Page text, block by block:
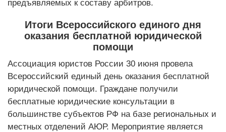
предъявляемых к составу арбитров.
Итоги Всероссийского единого дня
оказания бесплатной юридической
помощи
Ассоциация юристов России 30 июня провела
Всероссийский единый день оказания бесплатной
юридической помощи. Граждане получили
бесплатные юридические консультации в
большинстве субъектов РФ на базе региональных и
местных отделений АЮР. Мероприятие является